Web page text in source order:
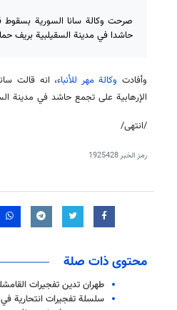
صرحت وكالة سانا السورية بسقوط
حاشدا في مدينة السقيلبية بريف
وأفادت وكالة مهر للأنباء
الإرهابية على تجمع حاشد في مدينة
/انتهى/
رمز الخبر1925428
محتوى ذات صلة
طهران تدین تفجیرات
سلسلة تفجيرات انتحارية